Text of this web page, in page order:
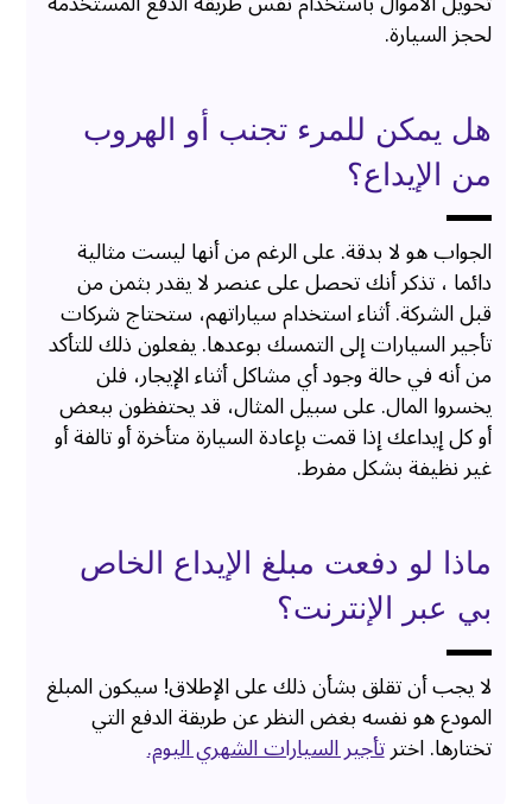
لحجز السيارة.
هل يمكن للمرء تجنب أو الهروب
من الإيداع؟
الجواب هو لا بدقة. على الرغم من أنها ليست مثالية
دائما ، تذكر أنك تحصل على عنصر لا يقدر بثمن من
قبل الشركة. أثناء استخدام سياراتهم، ستحتاج شركات
تأجير السيارات إلى التمسك بوعدها. يفعلون ذلك للتأكد
من أنه في حالة وجود أي مشاكل أثناء الإيجار، فلن
يخسروا المال. على سبيل المثال، قد يحتفظون ببعض
أو كل إيداعك إذا قمت بإعادة السيارة متأخرة أو تالفة أو
غير نظيفة بشكل مفرط.
ماذا لو دفعت مبلغ الإيداع الخاص
بي عبر الإنترنت؟
لا يجب أن تقلق بشأن ذلك على الإطلاق! سيكون المبلغ
المودع هو نفسه بغض النظر عن طريقة الدفع التي
تختارها. اخترتأجير السيارات الشهري اليوم.